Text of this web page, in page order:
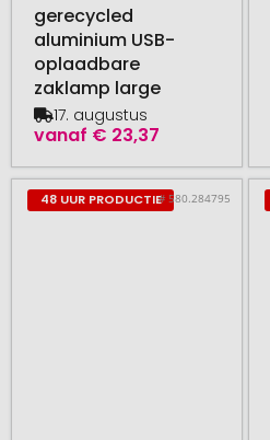
gerecycled
aluminium USB-
oplaadbare
zaklamp large
vanaf € 23,37
17. augustus
48 UUR PRODUCTIE# 580.284795